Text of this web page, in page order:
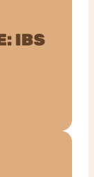
IBS